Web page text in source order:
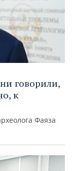
говорили,
к
Фаяза